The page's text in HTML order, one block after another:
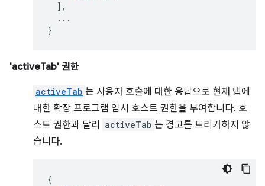
],
...
}
'activeTab' 권한
activeTab 는 사용자 호출에 대한 응답으로 현재 탭에
대한 확장 프로그램 임시 호스트 권한을 부여합니다. 호
스트 권한과 달리
activeTab 는 경고를 트리거하지 않
습니다.
{